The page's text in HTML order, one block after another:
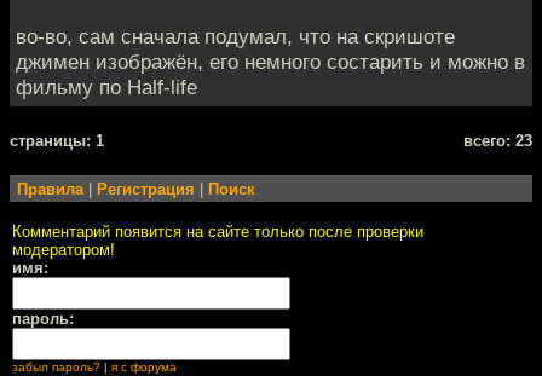
во-во, сам сначала подумал, что на скришоте
джимен изображён, его немного состарить и можно в
фильму по Half-life
cтраницы: 1 всего: 23
Правила| Регистрация Поиск
Комментарий появится на сайте только после проверки
модератором!
имя:
пароль:
забыл пароль? | я с форума